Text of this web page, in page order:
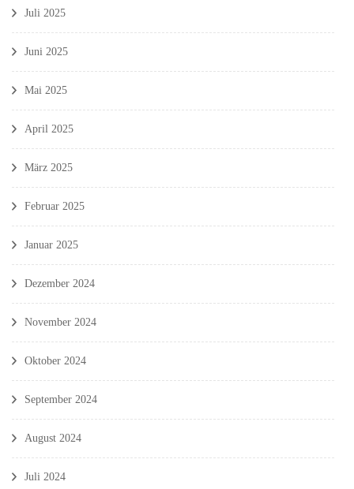
Juli 2025
Juni 2025
Mai 2025
April 2025
März 2025
Februar 2025
Januar 2025
Dezember 2024
November 2024
Oktober 2024
September 2024
August 2024
Juli 2024